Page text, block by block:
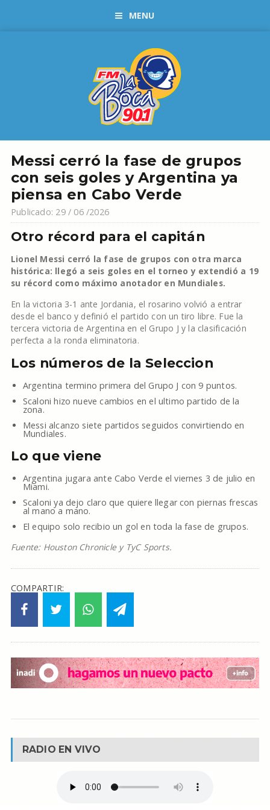
MENU
Messi cerró la fase de grupos
con seis goles y Argentina ya
piensa en Cabo Verde
Publicado: 29 / 06 /2026
Otro récord para el capitán
Lionel Messi cerró la fase de grupos con otra marca
histórica: llegó a seis goles en el torneo y extendió a 19
su récord como máximo anotador en Mundiales.
En la victoria 3-1 ante Jordania, el rosarino volvió a entrar
desde el banco y definió el partido con un tiro libre. Fue la
tercera victoria de Argentina en el Grupo J y la clasificación
perfecta a la ronda eliminatoria.
Los números de la Seleccion
Argentina termino primera del Grupo J con 9 puntos.
Scaloni hizo nueve cambios en el ultimo partido de la
zona.
Messi alcanzo siete partidos seguidos convirtiendo en
Mundiales.
Lo que viene
Argentina jugara ante Cabo Verde el viernes 3 de julio en
Miami.
Scaloni ya dejo claro que quiere llegar con piernas frescas
al mano a mano.
El equipo solo recibio un gol en toda la fase de grupos.
Fuente: Houston Chronicle y TyC Sports.
COMPARTIR:
RADIO EN VIVO